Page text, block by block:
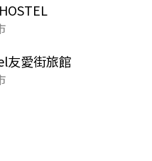
友愛街旅館